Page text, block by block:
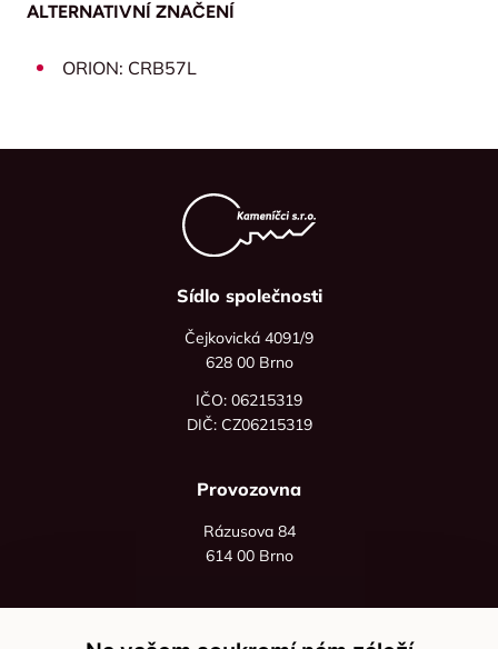
ALTERNATIVNÍ ZNAČENÍ
ORION: CRB57L
Sídlo společnosti
Čejkovická 4091/9
628 00 Brno
IČO: 06215319
DIČ: CZ06215319
Provozovna
Rázusova 84
614 00 Brno
+420 736 535 066